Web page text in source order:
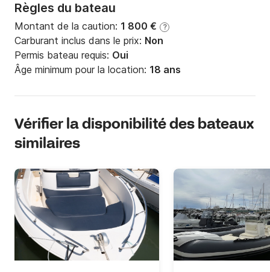
Règles du bateau
Montant de la caution: 1 800 € ?
Carburant inclus dans le prix: Non
Permis bateau requis: Oui
Âge minimum pour la location: 18 ans
Vérifier la disponibilité des bateaux
similaires